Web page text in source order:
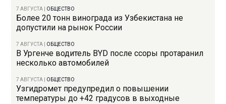
7 АВГУСТА ОБЩЕСТВО
Более 20 тонн винограда из Узбекистана не
допустили на рынок России
7 АВГУСТА ОБЩЕСТВО
В Ургенче водитель BYD после ссоры протаранил
несколько автомобилей
7 АВГУСТА ОБЩЕСТВО
Узгидромет предупредил о повышении
температуры до +42 градусов в выходные